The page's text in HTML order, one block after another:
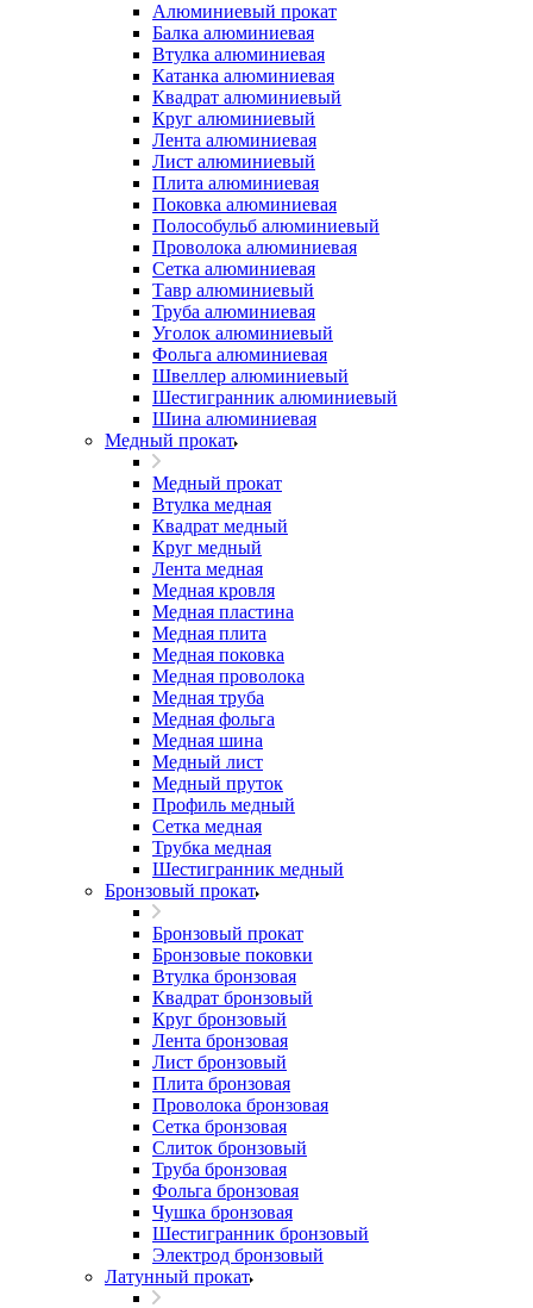
Алюминиевый прокат
Балка алюминиевая
Втулка алюминиевая
Катанка алюминиевая
Квадрат алюминиевый
Круг алюминиевый
Лента алюминиевая
Лист алюминиевый
Плита алюминиевая
Поковка алюминиевая
Полособульб алюминиевый
Проволока алюминиевая
Сетка алюминиевая
Тавр алюминиевый
Труба алюминиевая
Уголок алюминиевый
Фольга алюминиевая
Швеллер алюминиевый
Шестигранник алюминиевый
Шина алюминиевая
Медный прокат
Медный прокат
Втулка медная
Квадрат медный
Круг медный
Лента медная
Медная кровля
Медная пластина
Медная плита
Медная поковка
Медная проволока
Медная труба
Медная фольга
Медная шина
Медный лист
Медный пруток
Профиль медный
Сетка медная
Трубка медная
Шестигранник медный
Бронзовый прокат
Бронзовый прокат
Бронзовые поковки
Втулка бронзовая
Квадрат бронзовый
Круг бронзовый
Лента бронзовая
Лист бронзовый
Плита бронзовая
Проволока бронзовая
Сетка бронзовая
Слиток бронзовый
Труба бронзовая
Фольга бронзовая
Чушка бронзовая
Шестигранник бронзовый
Электрод бронзовый
Латунный прокат